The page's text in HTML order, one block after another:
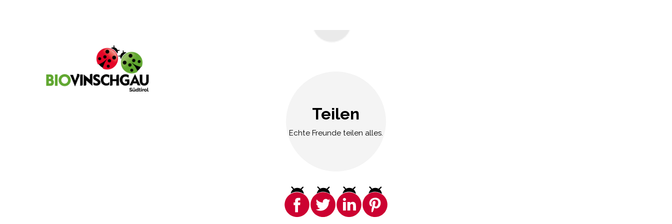
Teilen
Echte Freunde teilen alles.